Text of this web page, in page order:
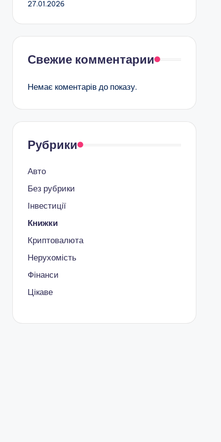
27.01.2026
Свежие комментарии
Немає коментарів до показу.
Рубрики
Авто
Без рубрики
Інвестиції
Книжки
Криптовалюта
Нерухомість
Фінанси
Цікаве